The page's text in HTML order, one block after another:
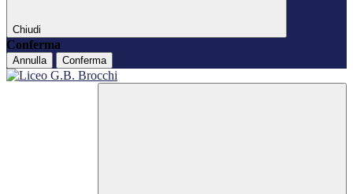
Chiudi
Conferma
Annulla Conferma